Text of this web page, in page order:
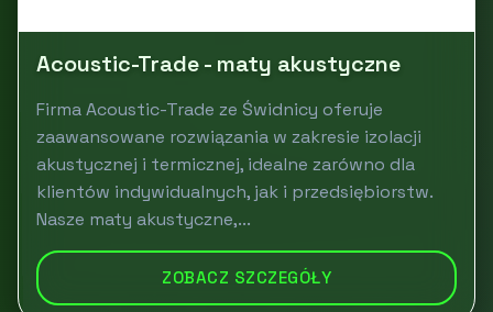
Acoustic-Trade - maty akustyczne
Firma Acoustic-Trade ze Świdnicy oferuje
zaawansowane rozwiązania w zakresie izolacji
akustycznej i termicznej, idealne zarówno dla
klientów indywidualnych, jak i przedsiębiorstw.
Nasze maty akustyczne,...
ZOBACZ SZCZEGÓŁY